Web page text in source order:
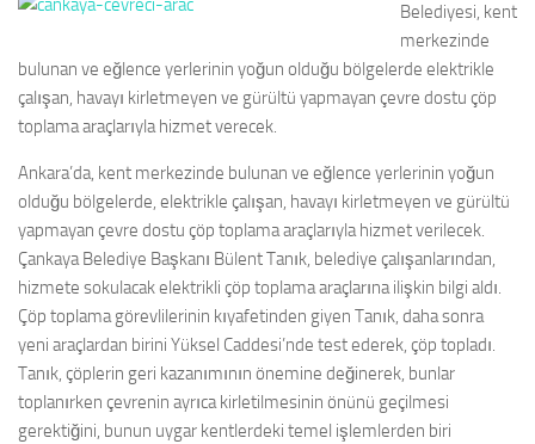
Belediyesi, kent
merkezinde
bulunan ve eğlence yerlerinin yoğun olduğu bölgelerde elektrikle
çalışan, havayı kirletmeyen ve gürültü yapmayan çevre dostu çöp
toplama araçlarıyla hizmet verecek.
Ankara’da, kent merkezinde bulunan ve eğlence yerlerinin yoğun
olduğu bölgelerde, elektrikle çalışan, havayı kirletmeyen ve gürültü
yapmayan çevre dostu çöp toplama araçlarıyla hizmet verilecek.
Çankaya Belediye Başkanı Bülent Tanık, belediye çalışanlarından,
hizmete sokulacak elektrikli çöp toplama araçlarına ilişkin bilgi aldı.
Çöp toplama görevlilerinin kıyafetinden giyen Tanık, daha sonra
yeni araçlardan birini Yüksel Caddesi’nde test ederek, çöp topladı.
Tanık, çöplerin geri kazanımının önemine değinerek, bunlar
toplanırken çevrenin ayrıca kirletilmesinin önünü geçilmesi
gerektiğini, bunun uygar kentlerdeki temel işlemlerden biri